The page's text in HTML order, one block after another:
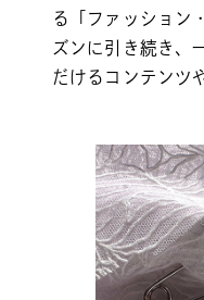
る「ファッション
ズンに引き続き、
だけるコンテンツ